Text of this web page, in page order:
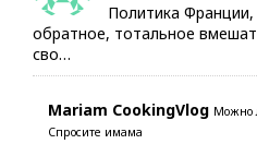
Политика Франции,
обратное, тотальное
сво…
Mariam CookingVlog Можно
Спросите имама